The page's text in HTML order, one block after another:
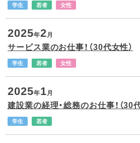
学生 若者 女性
2025年2月
サービス業のお仕事！（30代女性）
学生 若者 女性
2025年1月
建設業の経理・総務のお仕事！（30
学生 若者